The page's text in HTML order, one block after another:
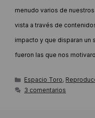
menudo varios de
vista a través de
impacto y que disparan un
fueron las que nos
Categorías
Espacio Toro,
3 comentarios